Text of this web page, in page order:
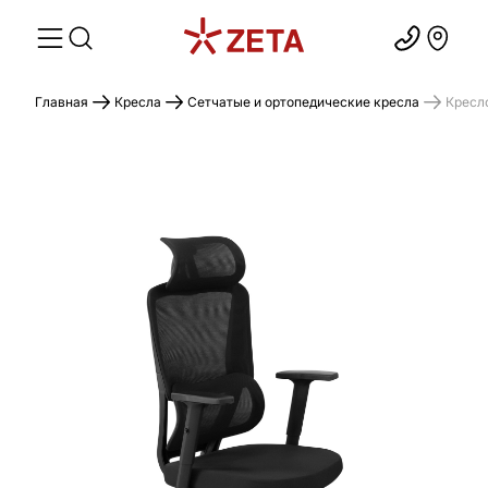
Главная Кресла Сетчатые и ортопедические кресла